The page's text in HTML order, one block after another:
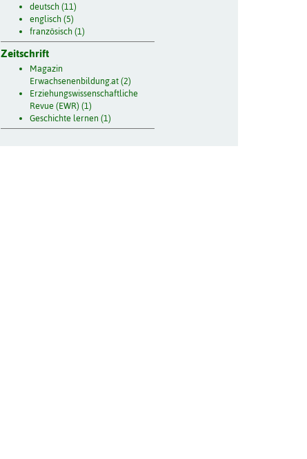
deutsch (11)
englisch (5)
französisch (1)
Zeitschrift
Magazin
Erwachsenenbildung.at (2)
Erziehungswissenschaftliche
Revue (EWR) (1)
Geschichte lernen (1)